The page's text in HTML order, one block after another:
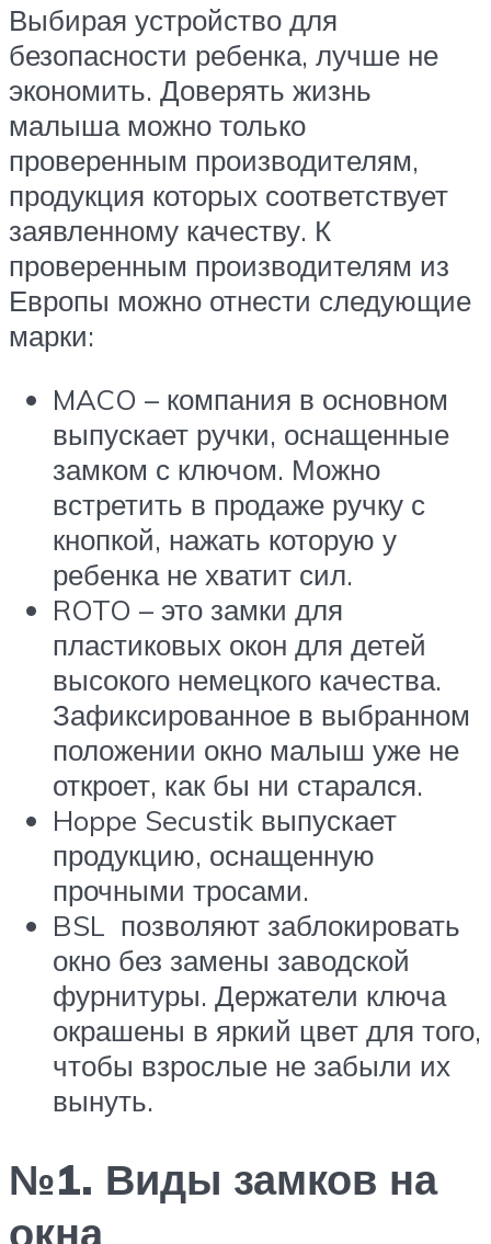
Выбирая устройство для
безопасности ребенка, лучше не
экономить. Доверять жизнь
малыша можно только
проверенным производителям,
продукция которых соответствует
заявленному качеству. К
проверенным производителям из
Европы можно отнести следующие
марки:
MACO – компания в основном
выпускает ручки, оснащенные
замком с ключом. Можно
встретить в продаже ручку с
кнопкой, нажать которую у
ребенка не хватит сил.
ROTO – это замки для
пластиковых окон для детей
высокого немецкого качества.
Зафиксированное в выбранном
положении окно малыш уже не
откроет, как бы ни старался.
Hoppe Secustik выпускает
продукцию, оснащенную
прочными тросами.
BSL позволяют заблокировать
окно без замены заводской
фурнитуры. Держатели ключа
окрашены в яркий цвет для того,
чтобы взрослые не забыли их
вынуть.
№1. Виды замков на
окна